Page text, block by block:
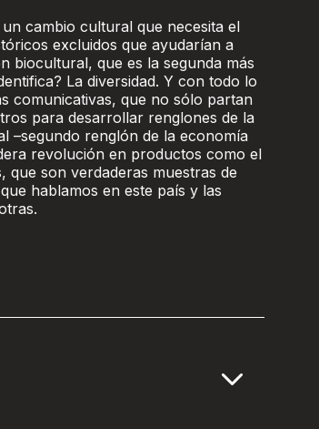
cambio cultural que necesita el
excluidos que ayudarían a
biocultural, que es la segunda más
La diversidad. Y con todo lo
comunicativas, que no sólo partan
para desarrollar renglones de la
–segundo renglón de la economía
revolución en productos como el
que son verdaderas muestras de
hablamos en este país y las